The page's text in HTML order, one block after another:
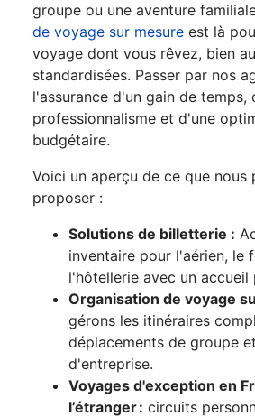
groupe ou une aventure
de voyage sur mesure est là
voyage dont vous rêvez, bien
standardisées. Passer par nos
l'assurance d'un gain de temps,
professionnalisme et d'une
budgétaire.
Voici un aperçu de ce que nous
proposer :
Solutions de billetterie :
inventaire pour l'aérien, le
l'hôtellerie avec un accueil
Organisation de voyage
gérons les itinéraires
déplacements de groupe
d'entreprise.
Voyages d'exception en
l’étranger : circuits